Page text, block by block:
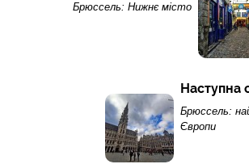
Брюссель: Нижнє місто
Наступна
Брюссель:
Європи